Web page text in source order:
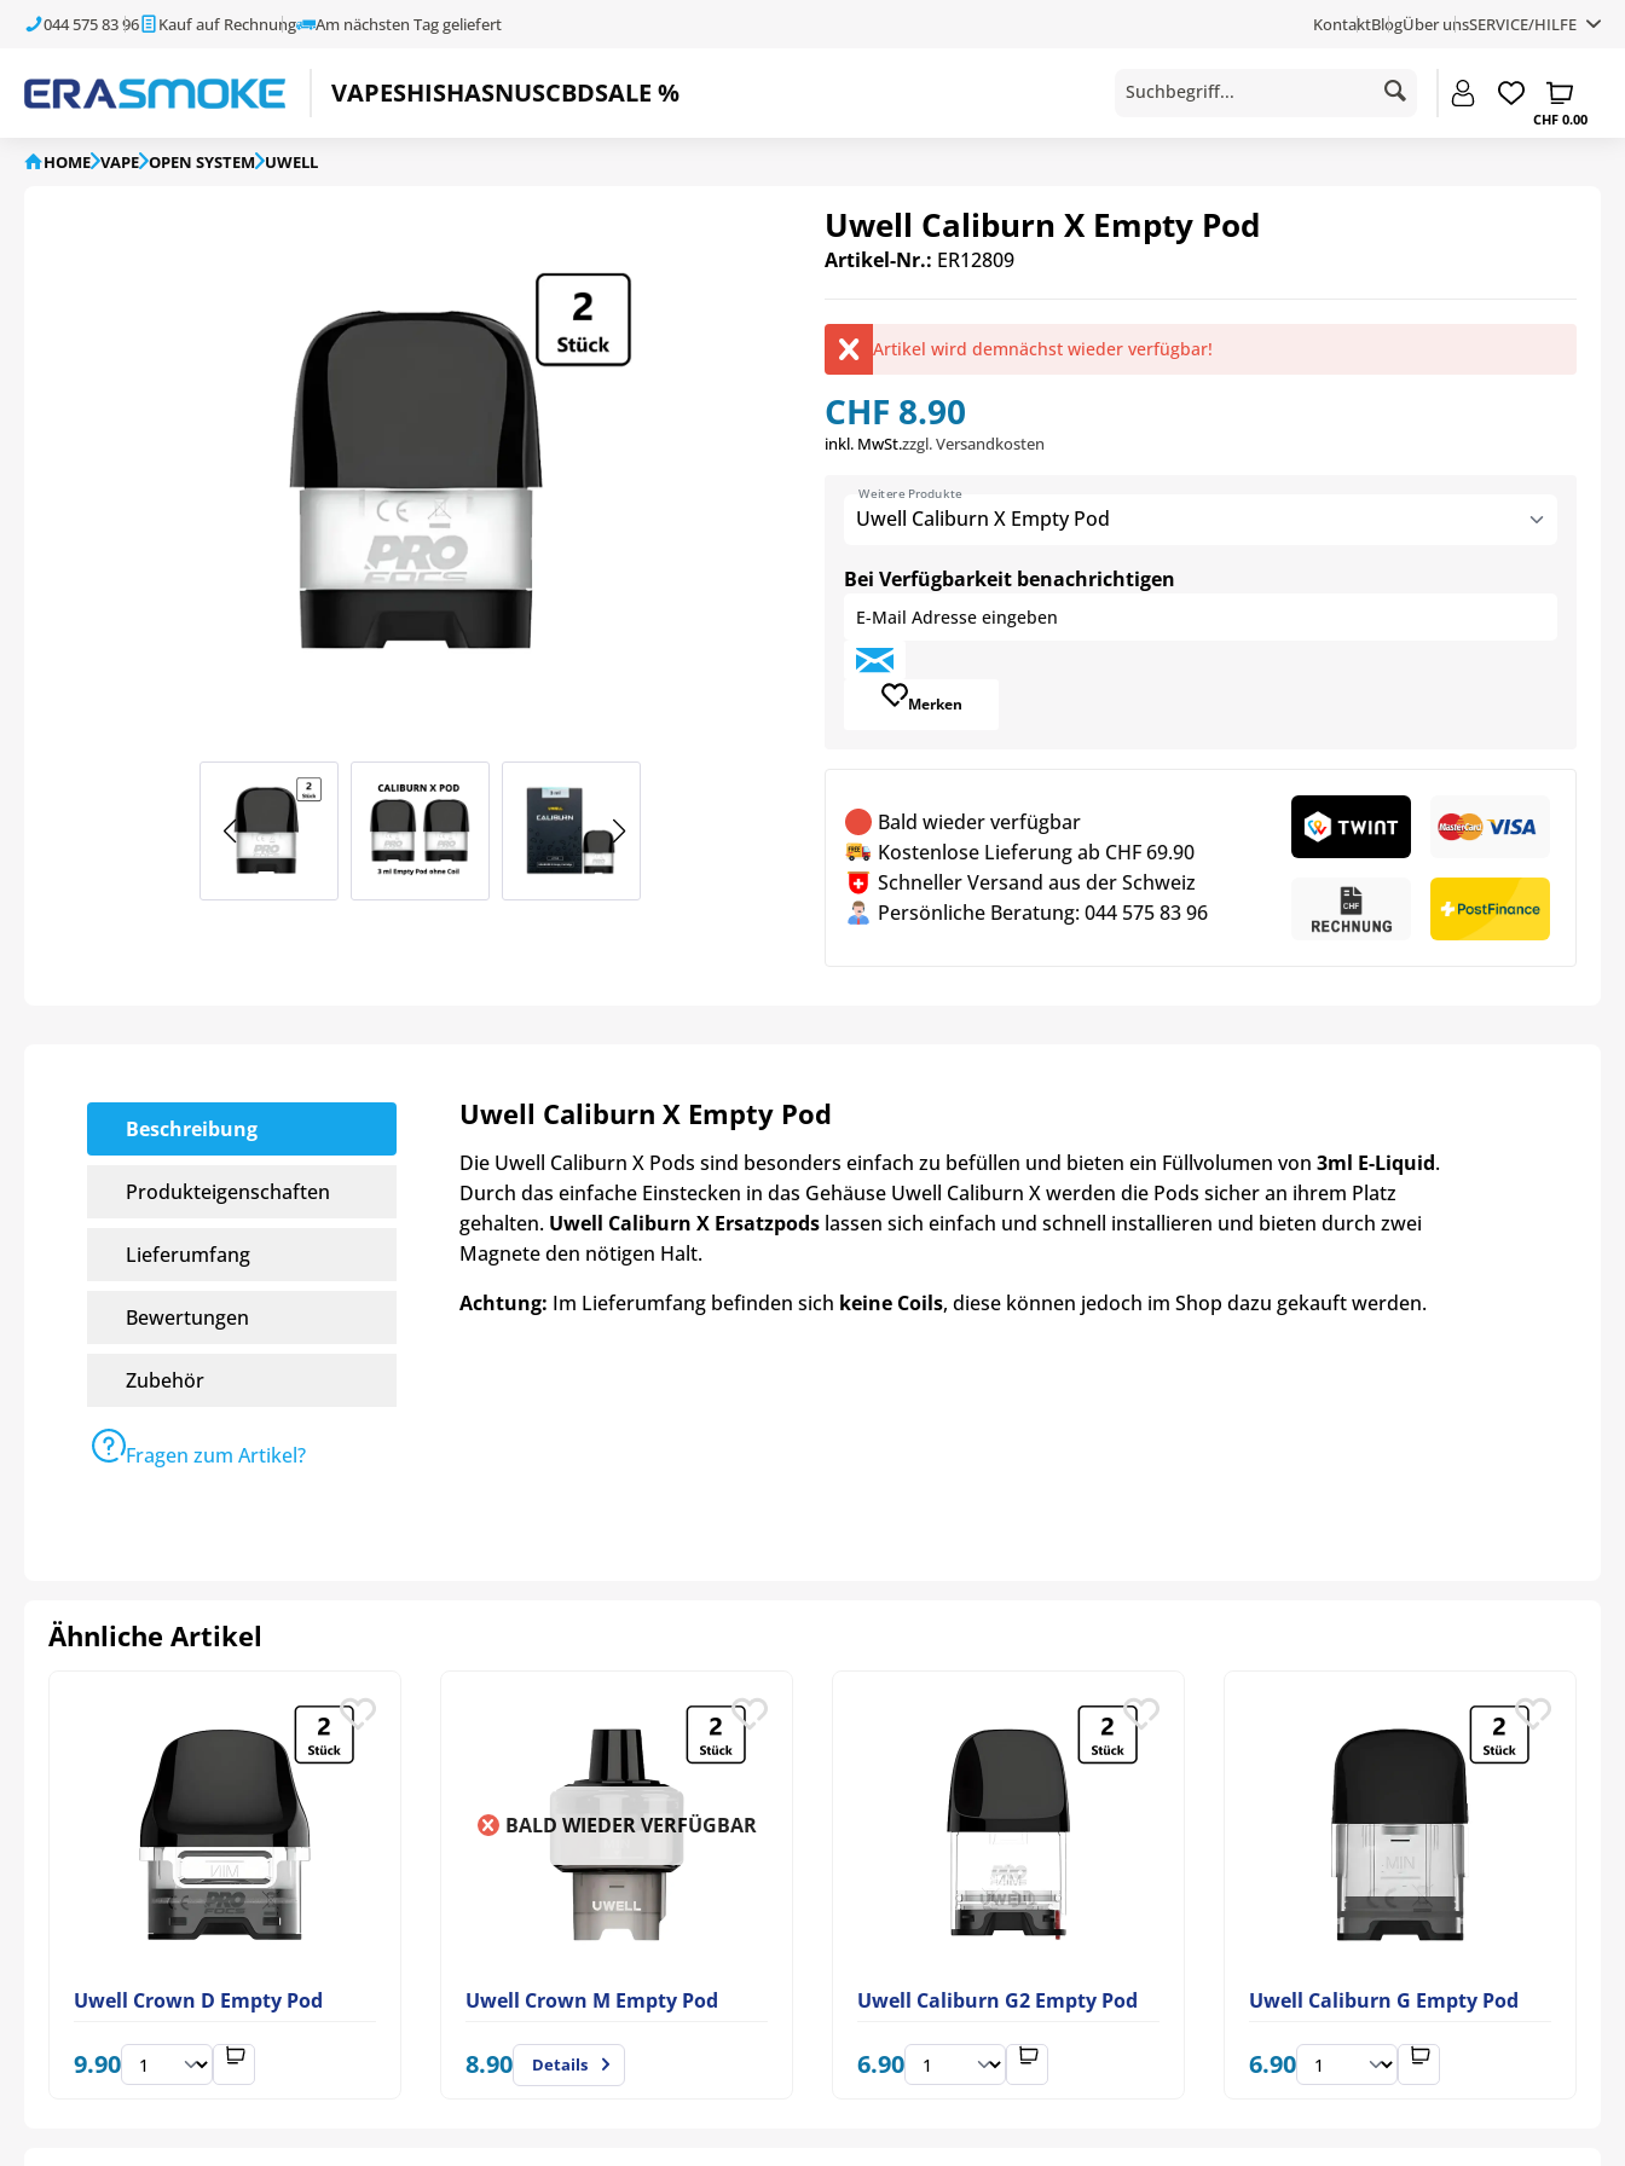
044 575 83 96 Kauf auf Rechnung Am nächsten Tag geliefert KontaktBlogÜber unsSERVICE/HILFE
VAPESHISHASNUSCBDSALE %
CHF 0.00
HOME VAPE OPEN SYSTEM UWELL
Uwell Caliburn X Empty Pod
Artikel-Nr.: ER12809
Artikel wird demnächst wieder verfügbar!
CHF 8.90
inkl. MwSt.zzgl. Versandkosten
Uwell Caliburn X Empty Pod
Weitere Produkte
Bei Verfügbarkeit benachrichtigen
Merken
Bald wieder verfügbar
Kostenlose Lieferung ab CHF 69.90
Schneller Versand aus der Schweiz
Persönliche Beratung: 044 575 83 96
Beschreibung
Produkteigenschaften
Lieferumfang
Bewertungen
Zubehör
Fragen zum Artikel?
Uwell Caliburn X Empty Pod
Die Uwell Caliburn X Pods sind besonders einfach zu befüllen und bieten ein Füllvolumen von 3ml E-Liquid.
Durch das einfache Einstecken in das Gehäuse Uwell Caliburn X werden die Pods sicher an ihrem Platz
gehalten. Uwell Caliburn X Ersatzpods lassen sich einfach und schnell installieren und bieten durch zwei
Magnete den nötigen Halt.
Achtung: Im Lieferumfang befinden sich keine Coils, diese können jedoch im Shop dazu gekauft werden.
Ähnliche Artikel
Uwell Crown D Empty Pod
9.90
BALD WIEDER VERFÜGBAR
Uwell Crown M Empty Pod
8.90 Details
Uwell Caliburn G2 Empty Pod
6.90
Uwell Caliburn G Empty Pod
6.90